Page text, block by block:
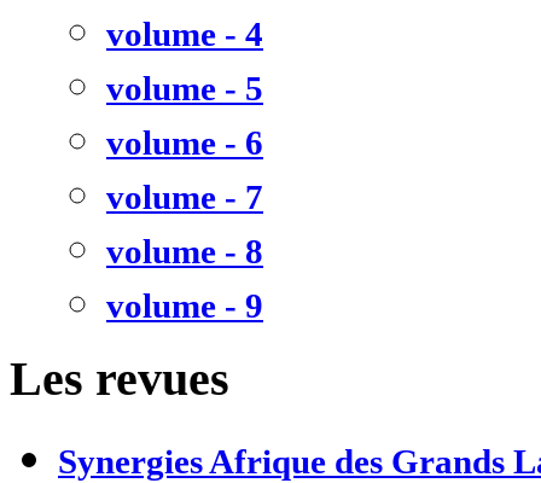
volume - 4
volume - 5
volume - 6
volume - 7
volume - 8
volume - 9
Les revues
Synergies Afrique des Grands